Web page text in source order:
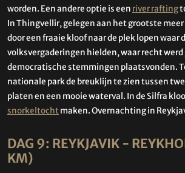
worden. Een andere optie is een river rafting
In Thingvellir, gelegen aan het grootste meer
door een fraaie kloof naar de plek lopen waar
volksvergaderingen hielden, waar recht werd
democratische stemmingen plaatsvonden.
nationale park de breuklijn te zien tussen
platen en een mooie waterval. In de Silfra
snorkeltochtmaken. Overnachting in
DAG 9: REYKJAVIK -
KM)